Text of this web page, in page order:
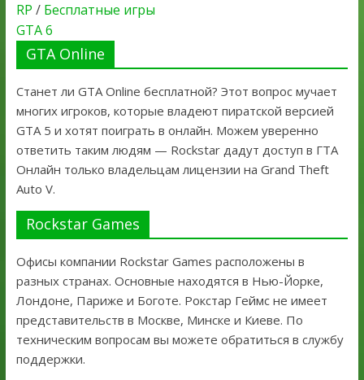
RP / Бесплатные игры
GTA 6
GTA Online
Станет ли GTA Online бесплатной? Этот вопрос мучает
многих игроков, которые владеют пиратской версией
GTA 5 и хотят поиграть в онлайн. Можем уверенно
ответить таким людям — Rockstar дадут доступ в ГТА
Онлайн только владельцам лицензии на Grand Theft
Auto V.
Rockstar Games
Офисы компании Rockstar Games расположены в
разных странах. Основные находятся в Нью-Йорке,
Лондоне, Париже и Боготе. Рокстар Геймс не имеет
представительств в Москве, Минске и Киеве. По
техническим вопросам вы можете обратиться в службу
поддержки.